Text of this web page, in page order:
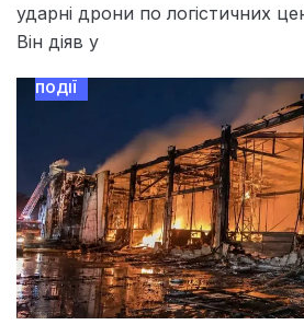
ударні дрони по логістичних
Він діяв у
ПОДІЇ